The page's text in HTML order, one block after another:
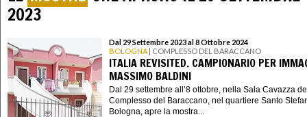
2023
Dal 29 Settembre 2023 al 8 Ottobre 2024
BOLOGNA | COMPLESSO DEL BARACCANO
ITALIA REVISITED. CAMPIONARIO PER
MASSIMO BALDINI
Dal 29 settembre all’8 ottobre, nella Sala Cavazza
Complesso del Baraccano, nel quartiere Santo
Bologna, apre la mostra...